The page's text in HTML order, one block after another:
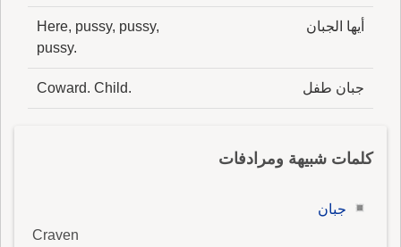
أيها الجبان
Here, pussy, pussy,
pussy.
جبان طفل Coward. Child.
كلمات شبيهة ومرادفات
جبان
Craven